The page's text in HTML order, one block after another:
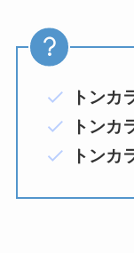
トンカ
トンカ
トンカ